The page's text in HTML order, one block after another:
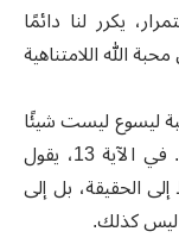
يكرر لنا دائمًا
الله اللامتناهية
ليسوع ليست شيئًا
يجب معرفته، بل أسلوب حياة، حياة جديدة. في الآية 13، يقول
الحقيقة، بل إلى
ليس كذلك.